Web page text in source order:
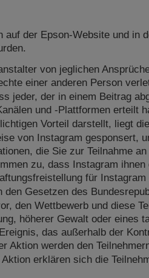
auf der Epson-Website und
von jeglichen
einer anderen Person
jeder, der in einem Beitrag
und -Plattformen erteilt
Vorteil darstellt, liegt
von Instagram gesponsert,
die Sie zur Teilnahme
zu, dass Instagram
für Instagram
den Gesetzen des
den Wettbewerb und diese
höherer Gewalt oder eines
das außerhalb der
Aktion werden den
erklären sich die